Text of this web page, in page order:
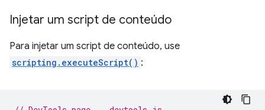
Injetar um script de conteúdo
Para injetar um script de conteúdo, use
scripting.executeScript() :